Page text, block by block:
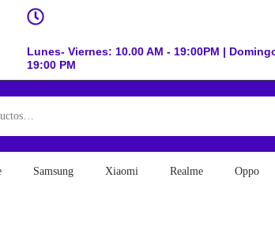
Lunes- Viernes: 10.00 AM - 19:00PM |
19:00 PM
Samsung Xiaomi Realme Oppo